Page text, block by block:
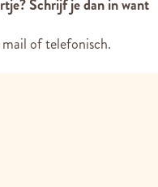
Schrijf je dan in want
of telefonisch.